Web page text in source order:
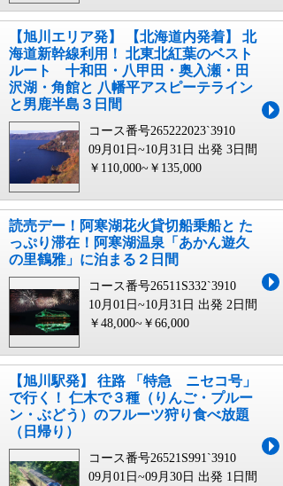
【旭川エリア発】 【北海道内発着】 北
海道新幹線利用！ 北東北紅葉のベスト
ルート 十和田・八甲田・奥入瀬・田
沢湖・角館と 八幡平アスピーテライン
と男鹿半島３日間
コース番号265222023`3910
09月01日~10月31日 出発 3日間
￥110,000~￥135,000
読売デー！阿寒湖花火貸切船乗船と た
っぷり滞在！阿寒湖温泉「あかん遊久
の里鶴雅」に泊まる２日間
コース番号26511S332`3910
10月01日~10月31日 出発 2日間
￥48,000~￥66,000
【旭川駅発】 往路 「特急 ニセコ号」
で行く！ 仁木で３種（りんご・プルー
ン・ぶどう）のフルーツ狩り食べ放題
（日帰り）
コース番号26521S991`3910
09月01日~09月30日 出発 1日間